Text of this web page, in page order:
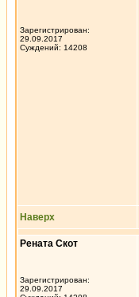
Зарегистрирован:
29.09.2017
Суждений: 14208
Наверх
Рената Скот
Зарегистрирован:
29.09.2017